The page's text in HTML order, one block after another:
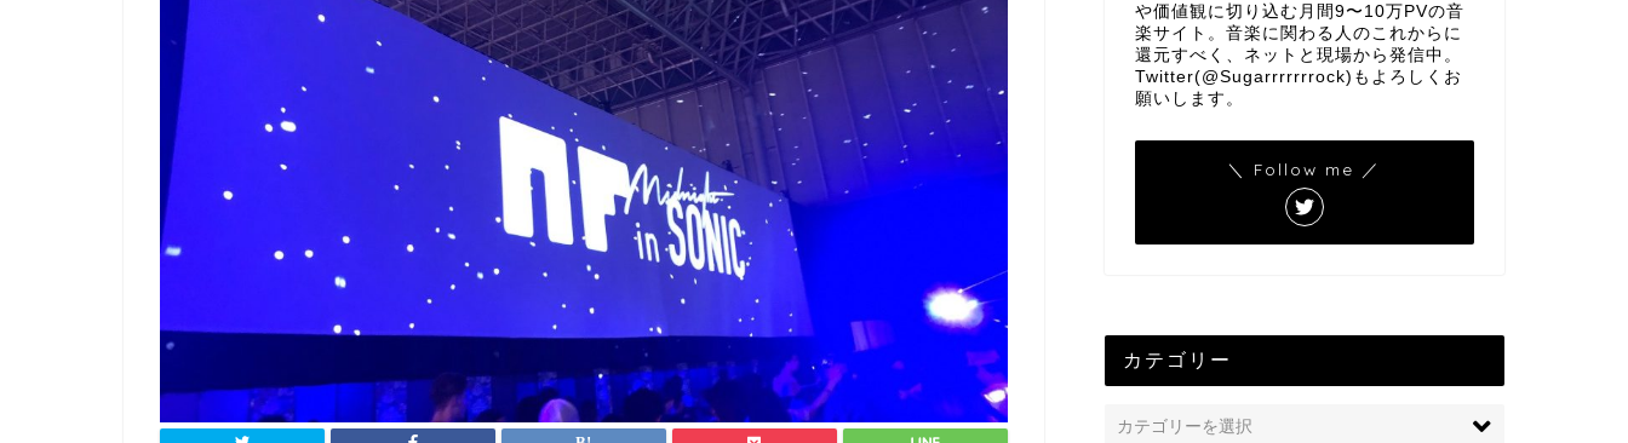
や価値観に切り込む月間9〜10万PVの音
楽サイト。音楽に関わる人のこれからに
還元すべく、ネットと現場から発信中。
Twitter(@Sugarrrrrrrock)もよろしくお
願いします。
＼ Follow me ／
カテゴリー